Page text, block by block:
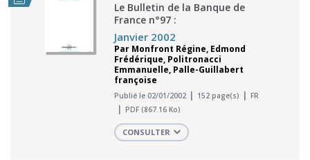
Le Bulletin de la Banque de
France n°97 :
Janvier 2002
Par Monfront Régine, Edmond
Frédérique, Politronacci
Emmanuelle, Palle-Guillabert
françoise
Publié le 02/01/2002 152 page(s)
FR
PDF (867.16 Ko)
CONSULTER